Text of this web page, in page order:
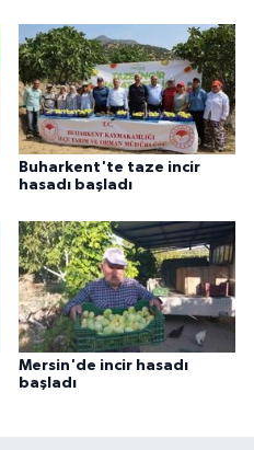
Buharkent'te taze incir
hasadı başladı
Mersin'de incir hasadı
başladı